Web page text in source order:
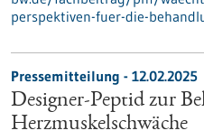
perspektiven-fuer-die-
Pressemitteilung - 12.02.2025
Designer-Peptid zur
Herzmuskelschwäche